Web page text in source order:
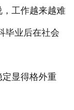
工作越来越难
毕业后在社会
显得格外重